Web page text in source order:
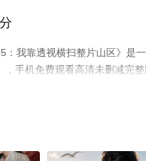
：我靠透视横扫整片山区》是
，手机免费观看高清未删减完